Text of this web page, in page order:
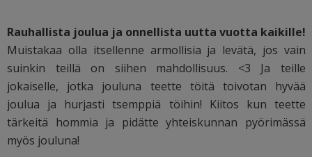
Rauhallista joulua ja onnellista uutta vuotta kaikille!
Muistakaa olla itsellenne armollisia ja levätä, jos vain
suinkin teillä on siihen mahdollisuus. <3 Ja teille
jokaiselle, jotka jouluna teette töitä toivotan hyvää
joulua ja hurjasti tsemppiä töihin! Kiitos kun teette
tärkeitä hommia ja pidätte yhteiskunnan pyörimässä
myös jouluna!